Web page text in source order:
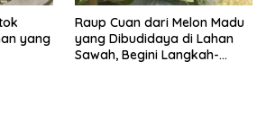
yang
Raup Cuan dari Melon Madu
yang Dibudidaya di Lahan
Sawah, Begini Langkah-